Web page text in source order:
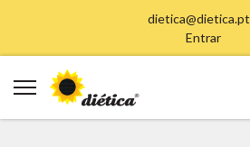
dietica@dietica.pt
Entrar